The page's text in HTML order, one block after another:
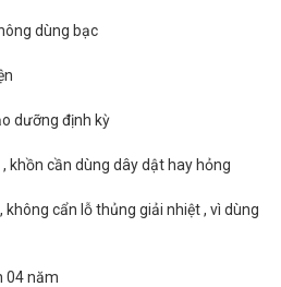
dùng bạc
dưỡng định kỳ
cần dùng dây dật hay hỏng
cẩn lỗ thủng giải nhiệt , vì dùng
04 năm